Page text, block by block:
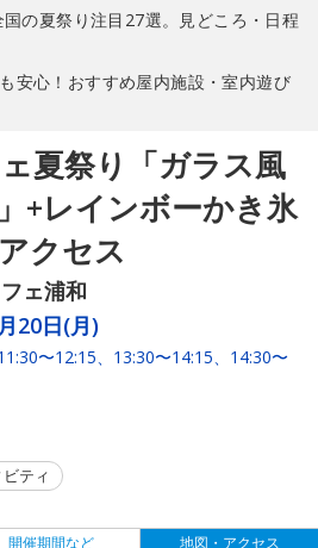
国の夏祭り注目27選。見どころ・日程
安心！おすすめ屋内施設・室内遊び
夏祭り「ガラス風
+レインボーかき氷
クセス
ェ浦和
20日(月)
〜12:15、13:30〜14:15、14:30〜
ティ
開催期間など 地図・アクセス